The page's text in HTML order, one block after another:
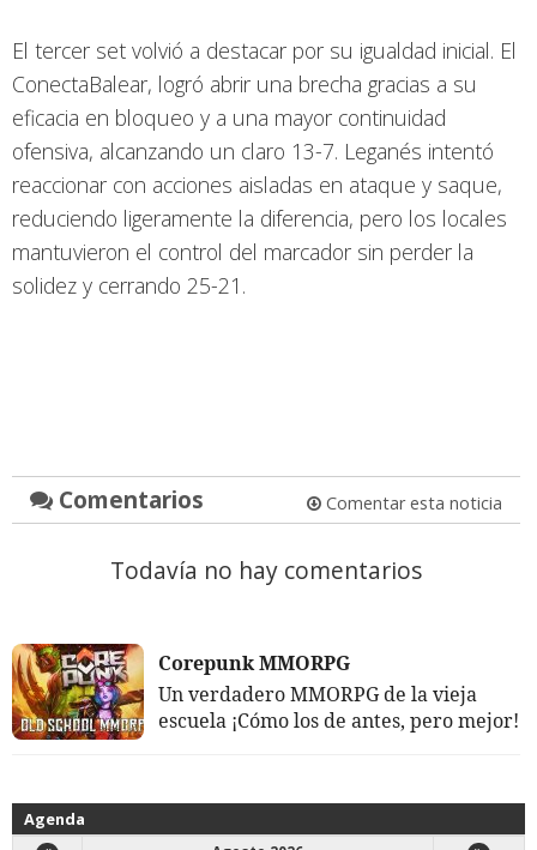
El tercer set volvió a destacar por su igualdad inicial. El
ConectaBalear, logró abrir una brecha gracias a su
eficacia en bloqueo y a una mayor continuidad
ofensiva, alcanzando un claro 13-7. Leganés intentó
reaccionar con acciones aisladas en ataque y saque,
reduciendo ligeramente la diferencia, pero los locales
mantuvieron el control del marcador sin perder la
solidez y cerrando 25-21.
Comentarios Comentar esta noticia
Todavía no hay comentarios
Corepunk MMORPG
Un verdadero MMORPG de la vieja
escuela ¡Cómo los de antes, pero mejor!
Agenda